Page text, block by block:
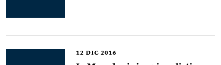
12 DIC 2016